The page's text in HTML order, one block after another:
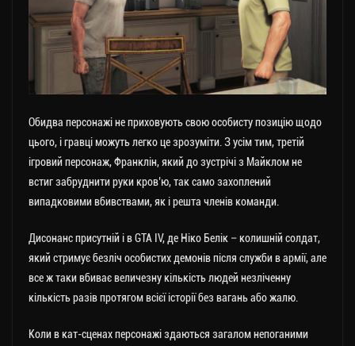
Обидва персонажі не приховують свою особисту позицію щодо
цього, і гравці можуть легко це зрозуміти. З усім тим, третій
ігровий персонаж, Франклін, який до зустрічі з Майклом не
встиг забруднити руки кров’ю, так само захоплений
випадковими вбивствами, як і решта членів команди.
Дисонанс присутній і в GTA IV, де Ніко Белік – колишній солдат,
який стримує безліч особистих демонів після служби в армії, але
все ж таки вбиває величезну кількість людей незліченну
кількість разів протягом всієї історії без вагань або жалю.
Коли в кат-сценах персонажі здаються загалом непоганими